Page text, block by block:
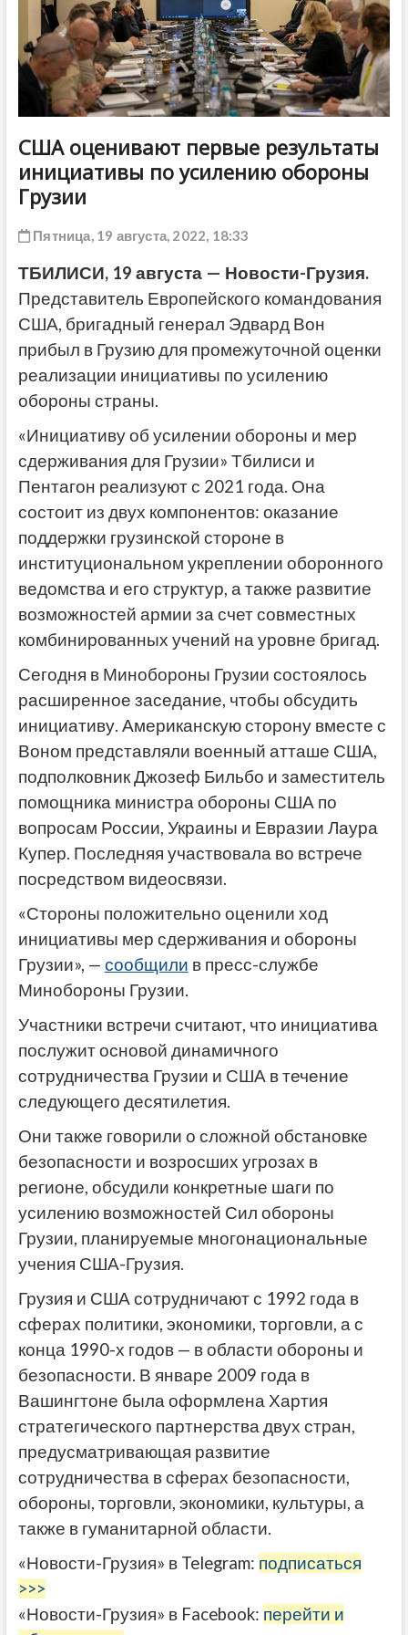
США оценивают первые результаты
инициативы по усилению обороны
Грузии
Пятница, 19 августа, 2022, 18:33
ТБИЛИСИ, 19 августа — Новости-Грузия.
Представитель Европейского командования
США, бригадный генерал Эдвард Вон
прибыл в Грузию для промежуточной оценки
реализации инициативы по усилению
обороны страны.
«Инициативу об усилении обороны и мер
сдерживания для Грузии» Тбилиси и
Пентагон реализуют с 2021 года. Она
состоит из двух компонентов: оказание
поддержки грузинской стороне в
институциональном укреплении оборонного
ведомства и его структур, а также развитие
возможностей армии за счет совместных
комбинированных учений на уровне бригад.
Сегодня в Минобороны Грузии состоялось
расширенное заседание, чтобы обсудить
инициативу. Американскую сторону вместе с
Воном представляли военный атташе США,
подполковник Джозеф Бильбо и заместитель
помощника министра обороны США по
вопросам России, Украины и Евразии Лаура
Купер. Последняя участвовала во встрече
посредством видеосвязи.
«Стороны положительно оценили ход
инициативы мер сдерживания и обороны
Грузии», — сообщили в пресс-службе
Минобороны Грузии.
Участники встречи считают, что инициатива
послужит основой динамичного
сотрудничества Грузии и США в течение
следующего десятилетия.
Они также говорили о сложной обстановке
безопасности и возросших угрозах в
регионе, обсудили конкретные шаги по
усилению возможностей Сил обороны
Грузии, планируемые многонациональные
учения США-Грузия.
Грузия и США сотрудничают с 1992 года в
сферах политики, экономики, торговли, а с
конца 1990-х годов — в области обороны и
безопасности. В январе 2009 года в
Вашингтоне была оформлена Хартия
стратегического партнерства двух стран,
предусматривающая развитие
сотрудничества в сферах безопасности,
обороны, торговли, экономики, культуры, а
также в гуманитарной области.
«Новости-Грузия» в Telegram: подписаться
>>>
«Новости-Грузия» в Facebook: перейти и